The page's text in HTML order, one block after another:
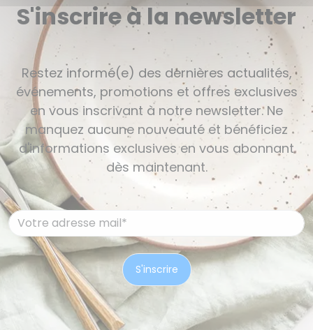
S'inscrire à la newsletter
Restez informé(e) des dernières actualités,
événements, promotions et offres exclusives
en vous inscrivant à notre newsletter. Ne
manquez aucune nouveauté et bénéficiez
d'informations exclusives en vous abonnant
dès maintenant.